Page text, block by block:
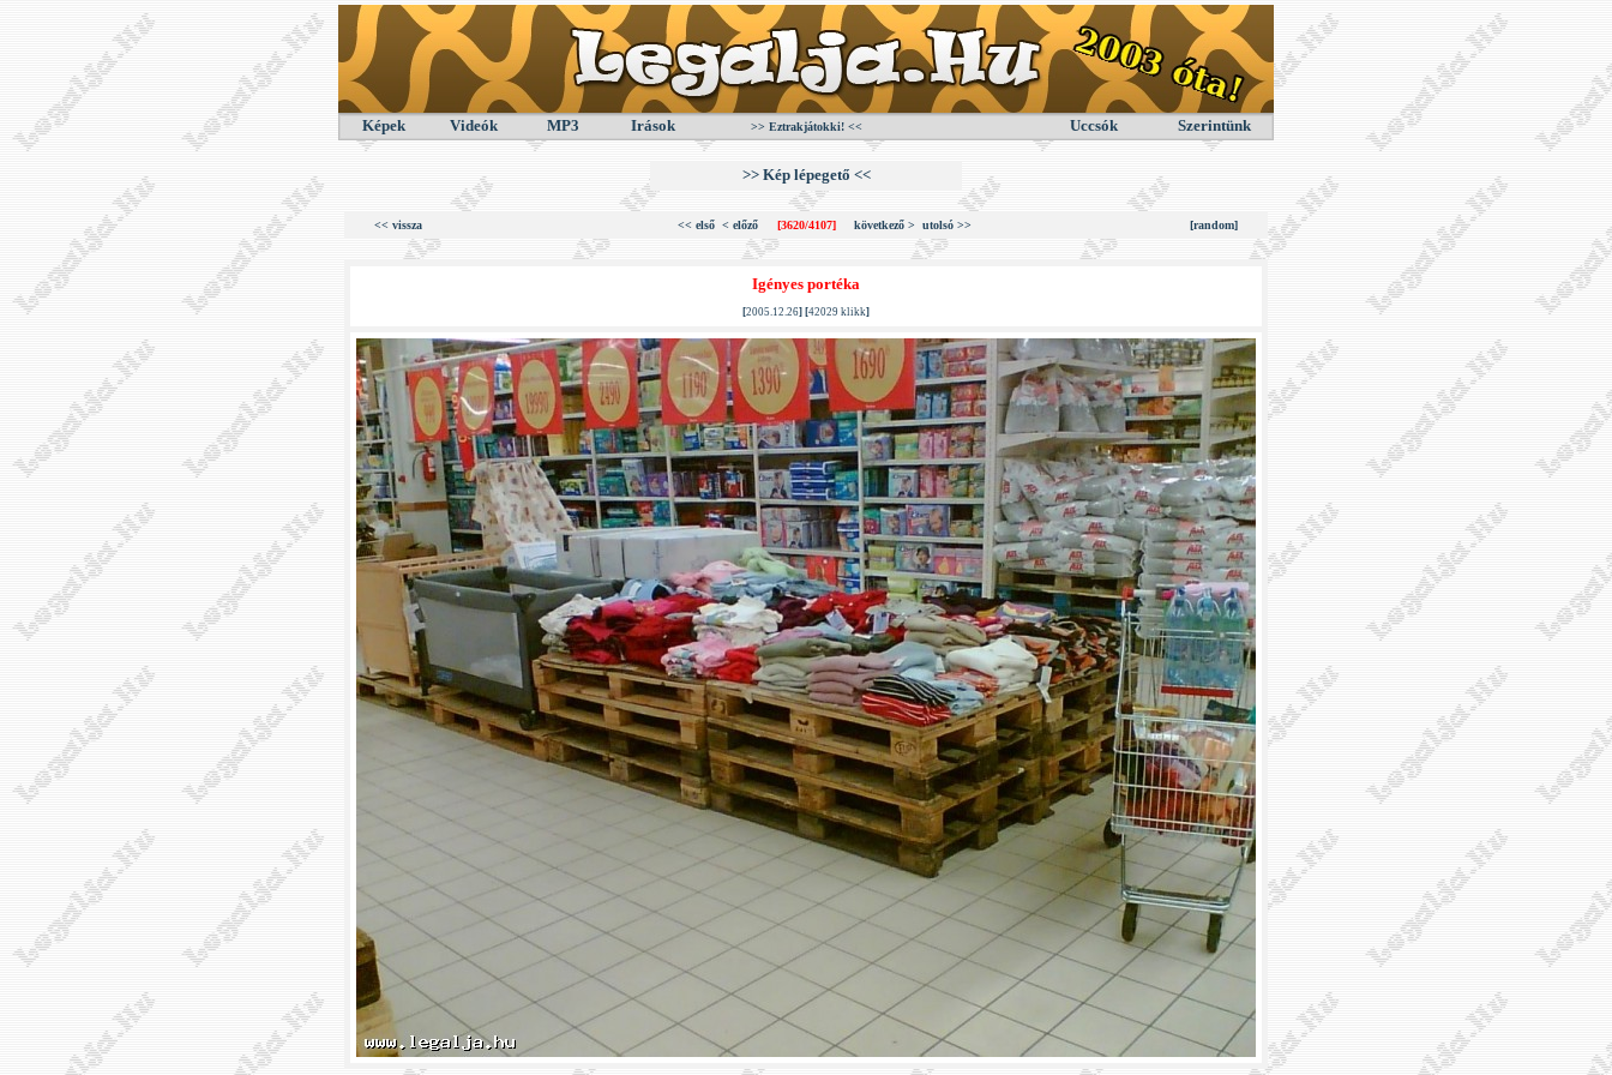
Képek Videók MP3 Irások >> Eztrakjátokki! << Uccsók Szerintünk
>> Kép lépegető <<
<< vissza << első < előző [3620/4107] következő > utolsó >> [random]
Igényes portéka
[2005.12.26] [42029 klikk]